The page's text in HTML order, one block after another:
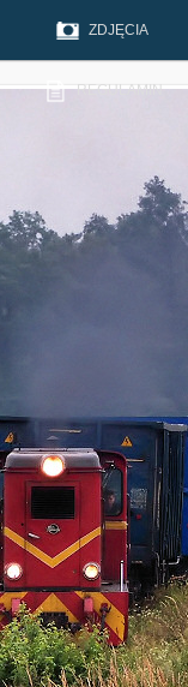
ZDJĘCIA
REGULAMIN